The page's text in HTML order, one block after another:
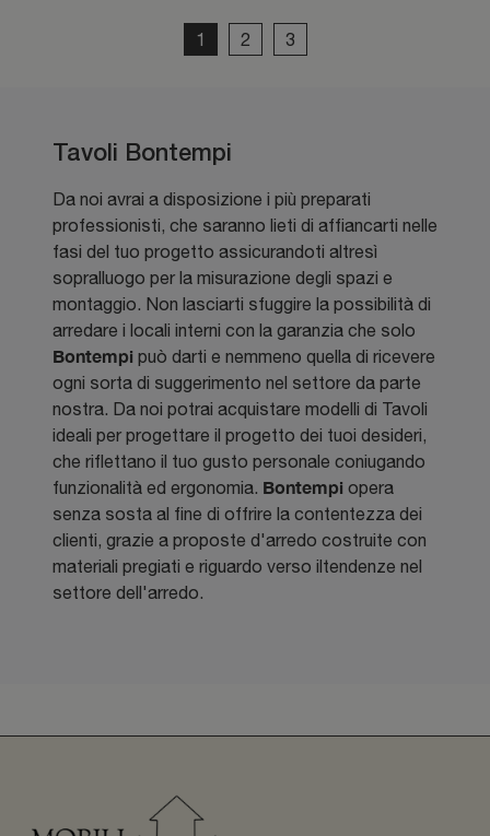
1 2 3
Tavoli Bontempi
Da noi avrai a disposizione i più preparati
professionisti, che saranno lieti di affiancarti nelle
fasi del tuo progetto assicurandoti altresì
sopralluogo per la misurazione degli spazi e
montaggio. Non lasciarti sfuggire la possibilità di
arredare i locali interni con la garanzia che solo
Bontempi può darti e nemmeno quella di ricevere
ogni sorta di suggerimento nel settore da parte
nostra. Da noi potrai acquistare modelli di Tavoli
ideali per progettare il progetto dei tuoi desideri,
che riflettano il tuo gusto personale coniugando
funzionalità ed ergonomia. Bontempi opera
senza sosta al fine di offrire la contentezza dei
clienti, grazie a proposte d'arredo costruite con
materiali pregiati e riguardo verso iltendenze nel
settore dell'arredo.